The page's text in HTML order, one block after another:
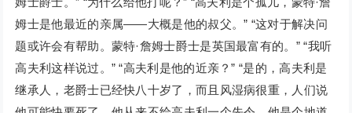
姆士是他最近的亲属——大概是他的叔父。” “这对于解决问
题或许会有帮助。蒙特·詹姆士爵士是英国最富有的。” “我听
高夫利这样说过。” “高夫利是他的近亲？” “是的，高夫利是
继承人，老爵士已经快八十岁了，而且风湿病很重，人们说